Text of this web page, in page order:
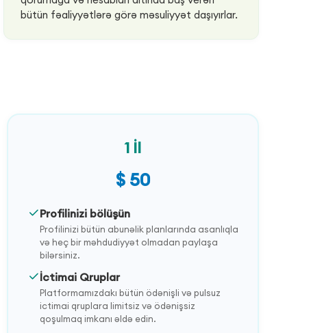
bütün fəaliyyətlərə görə məsuliyyət daşıyırlar.
1 İl
$ 50
Profilinizi bölüşün
Profilinizi bütün abunəlik planlarında asanlıqla
və heç bir məhdudiyyət olmadan paylaşa
bilərsiniz.
İctimai Qruplar
Platformamızdakı bütün ödənişli və pulsuz
ictimai qruplara limitsiz və ödənişsiz
qoşulmaq imkanı əldə edin.